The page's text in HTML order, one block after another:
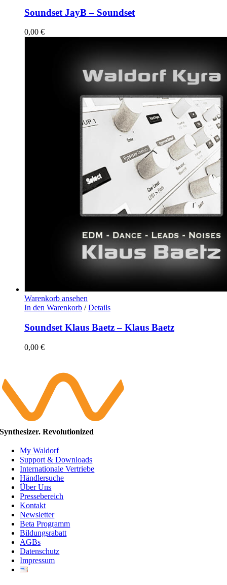
Soundset JayB – Soundset
0,00 €
Warenkorb ansehen
In den Warenkorb / Details
Soundset Klaus Baetz – Klaus Baetz
0,00 €
Synthesizer. Revolutionized
My Waldorf
Support & Downloads
Internationale Vertriebe
Händlersuche
Über Uns
Pressebereich
Kontakt
Newsletter
Beta Programm
Bildungsrabatt
AGBs
Datenschutz
Impressum